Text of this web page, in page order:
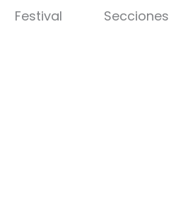
Festival Abrir Festival